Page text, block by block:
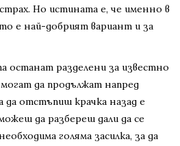
Но истината е, че именно в
е най-добрият вариант и за
разделени за известно
да продължат напред
да отстъпиш крачка назад е
да разбереш дали да се
голяма засилка, за да